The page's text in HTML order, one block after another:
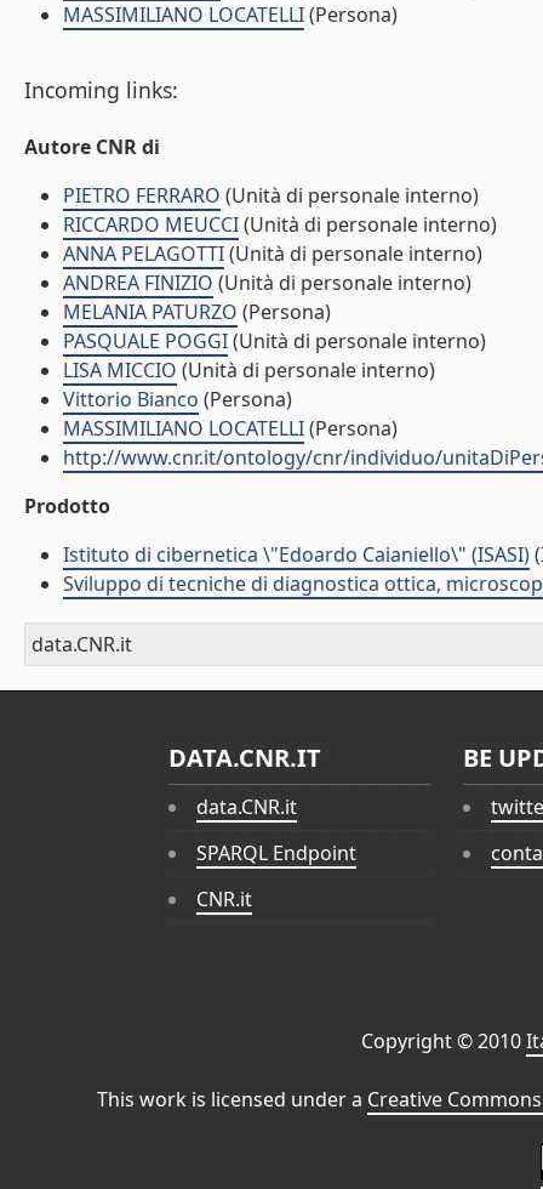
MASSIMILIANO LOCATELLI(Persona)
Incoming links:
Autore CNR di
PIETRO FERRARO (Unità di personale interno)
RICCARDO MEUCCI(Unità di personale interno)
ANNA PELAGOTTI(Unità di personale interno)
ANDREA FINIZIO (Unità di personale interno)
MELANIA PATURZO (Persona)
PASQUALE POGGI(Unità di personale interno)
LISA MICCIO (Unità di personale interno)
Vittorio Bianco (Persona)
MASSIMILIANO LOCATELLI(Persona)
http://www.cnr.it/ontology/cnr/individuo/
Prodotto
Istituto di cibernetica \"Edoardo Caianiello\" (ISASI)
Sviluppo di tecniche di diagnostica ottica,
data.CNR.it
DATA.CNR.IT
data.CNR.it
SPARQL Endpoint
CNR.it
BE
Copyright © 2010
This work is licensed under a Creative